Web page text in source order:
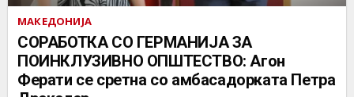
МАКЕДОНИЈА
СОРАБОТКА СО ГЕРМАНИЈА ЗА
ПОИНКЛУЗИВНО ОПШТЕСТВО: Агон
Ферати се сретна со амбасадорката Петра